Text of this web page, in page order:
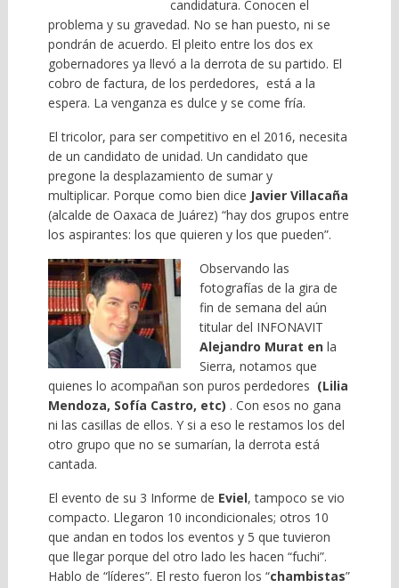
candidatura. Conocen el
problema y su gravedad. No se han puesto, ni se
pondrán de acuerdo. El pleito entre los dos ex
gobernadores ya llevó a la derrota de su partido. El
cobro de factura, de los perdedores, está a la
espera. La venganza es dulce y se come fría.
El tricolor, para ser competitivo en el 2016, necesita
de un candidato de unidad. Un candidato que
pregone la desplazamiento de sumar y
multiplicar. Porque como bien dice Javier Villacaña
(alcalde de Oaxaca de Juárez) “hay dos grupos entre
los aspirantes: los que quieren y los que pueden”.
Observando las
fotografías de la gira de
fin de semana del aún
titular del INFONAVIT
Alejandro Murat enla
Sierra, notamos que
quienes lo acompañan son puros perdedores (Lilia
Mendoza, Sofía Castro, etc) . Con esos no gana
ni las casillas de ellos. Y si a eso le restamos los del
otro grupo que no se sumarían, la derrota está
cantada.
El evento de su 3 Informe de Eviel, tampoco se vio
compacto. Llegaron 10 incondicionales; otros 10
que andan en todos los eventos y 5 que tuvieron
que llegar porque del otro lado les hacen “fuchi”.
Hablo de “líderes”. El resto fueron los “chambistas”